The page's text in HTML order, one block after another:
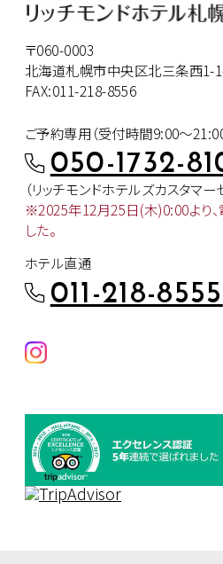
〒060-0003
北海道札幌市中央区北三条西1-
FAX:011-218-8556
ご予約専用（受付時間9:00～21:00
050-1732-
（リッチモンドホテルズカスタマー
※2025年12月25日(木)0:00より、
した。
ホテル直通
011-218-8555